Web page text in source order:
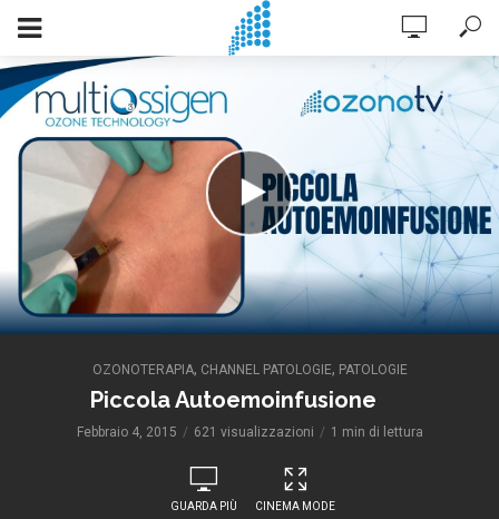
OZONOTERAPIA, CHANNEL PATOLOGIE, PATOLOGIE
Piccola Autoemoinfusione
Febbraio 4, 2015 621 visualizzazioni 1 min di lettura
GUARDA PIÙ
CINEMA MODE